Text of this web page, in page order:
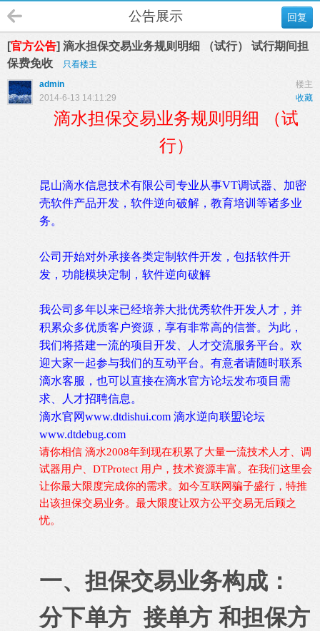
回复
公告展示
[官方公告] 滴水担保交易业务规则明细 （试行） 试行期间担
保费免收
只看楼主
楼主
admin
收藏
2014-6-13 14:11:29
滴水担保交易业务规则明细 （试
行）
昆山滴水信息技术有限公司专业从事VT调试器、加密
壳软件产品开发，软件逆向破解，教育培训等诸多业
务。
公司开始对外承接各类定制软件开发，包括软件开
发，功能模块定制，软件逆向破解
我公司多年以来已经培养大批优秀软件开发人才，并
积累众多优质客户资源，享有非常高的信誉。为此，
我们将搭建一流的项目开发、人才交流服务平台。欢
迎大家一起参与我们的互动平台。有意者请随时联系
滴水客服，也可以直接在滴水官方论坛发布项目需
求、人才招聘信息。
滴水官网www.dtdishui.com 滴水逆向联盟论坛
www.dtdebug.com
请你相信 滴水2008年到现在积累了大量一流技术人才、调
试器用户、 DTProtect 用户，技术资源丰富。在我们这里会
让你最大限度完成你的需求。如今互联网骗子盛行，特推
出该担保交易业务。最大限度让双方公平交易无后顾之
忧。
一、担保交易业务构成：
分下单方 接单方 和担保方